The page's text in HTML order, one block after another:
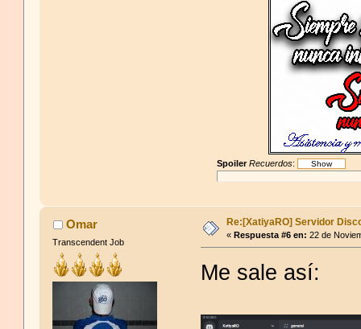
Spoiler Recuerdos:
Omar
Transcendent Job
Re:[XatiyaRO] Servidor
«Respuesta #6 en: 22 de
Me sale así: